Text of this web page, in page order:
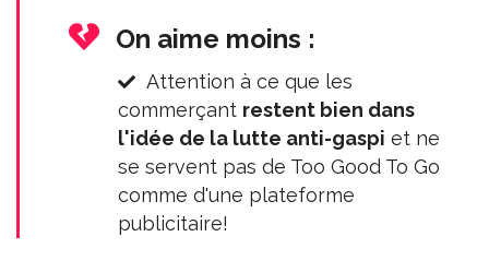
On aime moins :
Attention à ce que les
commerçant restent bien dans
l'idée de la lutte anti-gaspi et ne
se servent pas de Too Good To Go
comme d'une plateforme
publicitaire!